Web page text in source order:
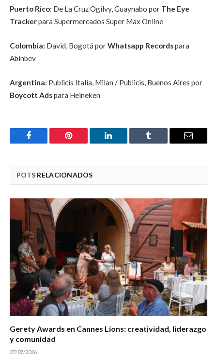
Puerto Rico: De La Cruz Ogilvy, Guaynabo por The Eye
Trackerpara Supermercados Super Max Online
Colombia: David, Bogotá porWhatsapp Recordspara
Abinbev
Argentina: Publicis Italia, Milan / Publicis, Buenos Aires por
Boycott Adspara Heineken
Facebook Pinterest LinkedIn Tumblr Email
POTS RELACIONADOS
Gerety Awards en Cannes Lions: creatividad, liderazgo
y comunidad
27/07/2026